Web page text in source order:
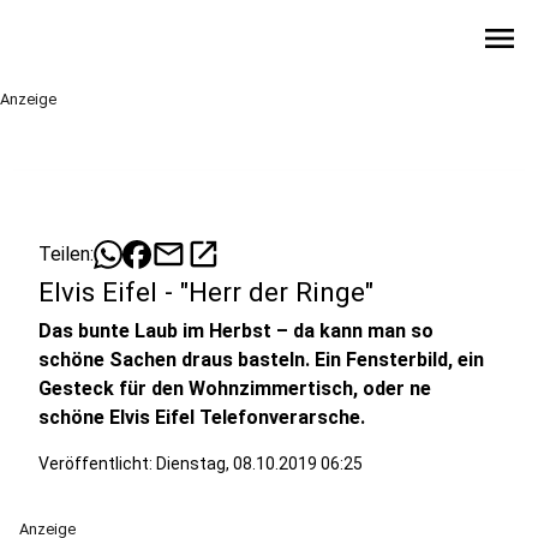
menu
Anzeige
Teilen: mailopen_in_new
Elvis Eifel - "Herr der Ringe"
Das bunte Laub im Herbst – da kann man so
schöne Sachen draus basteln. Ein Fensterbild, ein
Gesteck für den Wohnzimmertisch, oder ne
schöne Elvis Eifel Telefonverarsche.
Veröffentlicht: Dienstag, 08.10.2019 06:25
Anzeige